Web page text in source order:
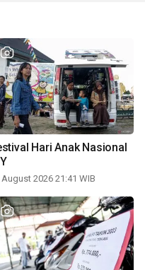
Hari Anak Nasional
2026 21:41 WIB